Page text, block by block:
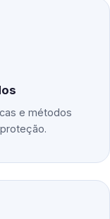
e métodos